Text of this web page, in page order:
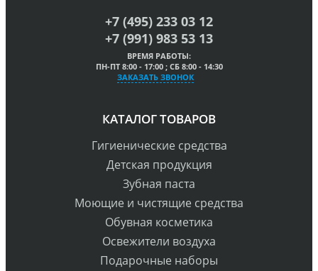
+7 (495) 233 03 12
+7 (991) 983 53 13
ВРЕМЯ РАБОТЫ:
ПН-ПТ 8:00 - 17:00 ; СБ 8:00 - 14:30
ЗАКАЗАТЬ ЗВОНОК
КАТАЛОГ ТОВАРОВ
Гигиенические средства
Детская продукция
Зубная паста
Моющие и чистящие средства
Обувная косметика
Освежители воздуха
Подарочные наборы